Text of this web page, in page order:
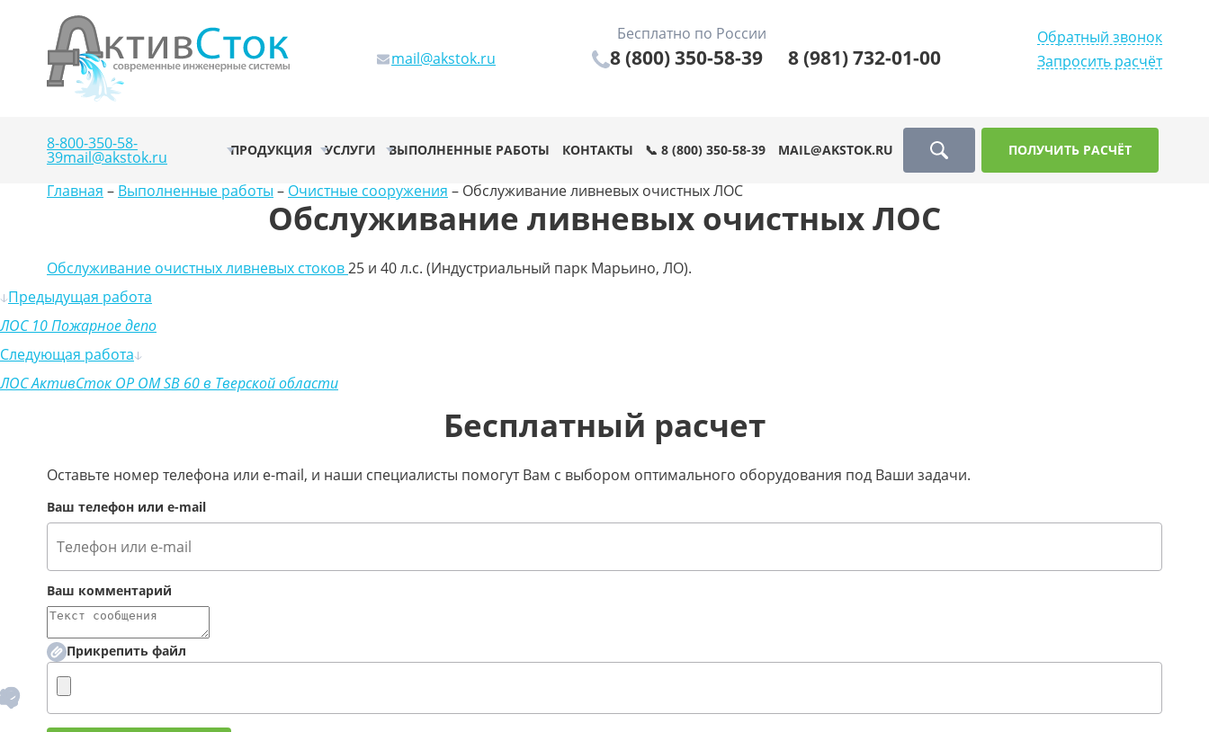
mail@akstok.ru
Бесплатно по России
8 (800) 350-58-39 8 (981) 732-01-00
Обратный звонок
Запросить расчёт
8-800-350-58-
39mail@akstok.ru ПРОДУКЦИЯ УСЛУГИ ВЫПОЛНЕННЫЕ РАБОТЫ КОНТАКТЫ 📞 8 (800) 350-58-39 MAIL@AKSTOK.RU ПОЛУЧИТЬ РАСЧЁТ
Главная – Выполненные работы – Очистные сооружения – Обслуживание ливневых очистных ЛОС
Обслуживание ливневых очистных ЛОС
Обслуживание очистных ливневых стоков25 и 40 л.с. (Индустриальный парк Марьино, ЛО).
Предыдущая работа
ЛОС 10 Пожарное депо
Следующая работа
ЛОС АктивСток OP OM SB 60 в Тверской области
Бесплатный расчет
Оставьте номер телефона или e-mail, и наши специалисты помогут Вам с выбором оптимального оборудования под Ваши задачи.
Ваш телефон или e-mail
Ваш комментарий
Прикрепить файл